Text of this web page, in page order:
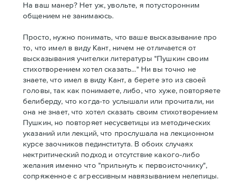
На ваш манер? Нет уж, увольте, я потусторонним
общением не занимаюсь.
Просто, нужно понимать, что ваше высказывание про
то, что имел в виду Кант, ничем не отличается от
высказывания учителки литературы "Пушкин своим
стихотворением хотел сказать..." Ни вы точно не
знаете, что имел в виду Кант, а берете это из своей
головы, так как понимаете, либо, что хуже, повторяете
белиберду, что когда-то услышали или прочитали, ни
она не знает, что хотел сказать своим стихотворением
Пушкин, но повторяет несусветицы из методических
указаний или лекций, что прослушала на лекционном
курсе заочников пединститута. В обоих случаях
нектритический подход и отсутствие какого-либо
желания именно что "прильнуть к первоисточнику",
сопряженное с агрессивным навязыванием нелепицы.